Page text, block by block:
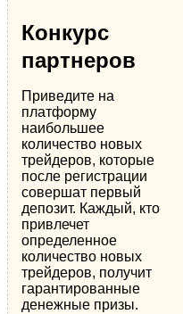
Конкурс
партнеров
Приведите на
платформу
наибольшее
количество новых
трейдеров, которые
после регистрации
совершат первый
депозит. Каждый, кто
привлечет
определенное
количество новых
трейдеров, получит
гарантированные
денежные призы.